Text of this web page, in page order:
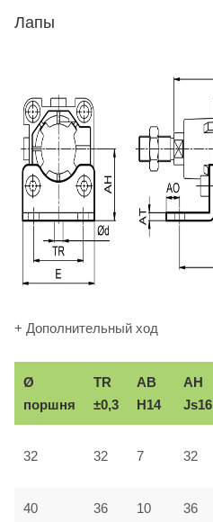
Лапы
+ Дополнительный ход
Ø
поршня
TR
±0,3
AB
H14
AH
Js16
32 32 7 32
40 36 10 36